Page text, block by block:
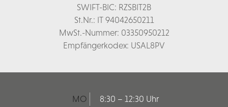
SWIFT-BIC: RZSBIT2B
St.Nr.: IT 94042650211
MwSt.-Nummer: 03350950212
Empfängerkodex: USAL8PV
MO
8:30 – 12:30 Uhr